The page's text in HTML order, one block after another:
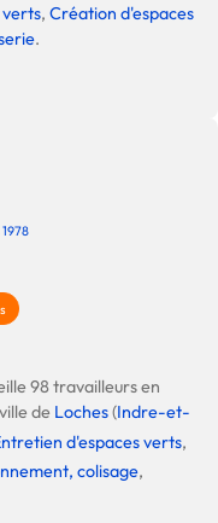
verts, Création d'espaces
.
98 travailleurs en
de Loches(Indre-et-
d'espaces verts,
colisage,